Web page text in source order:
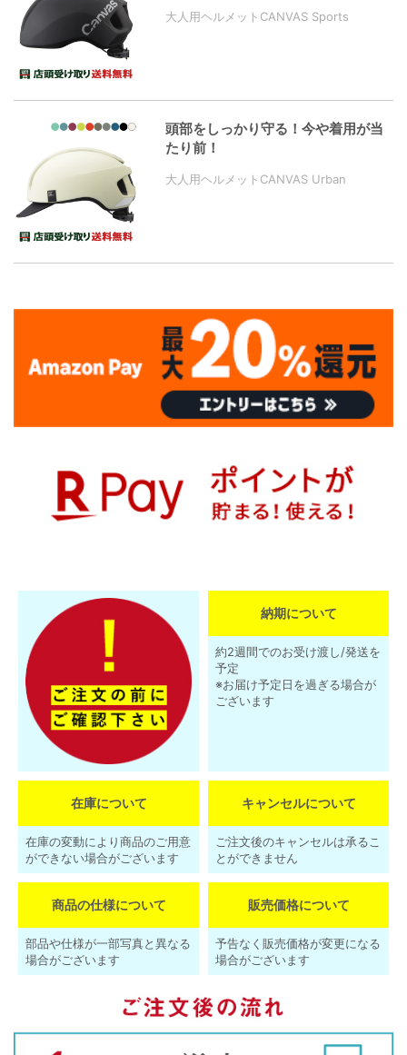
大人用ヘルメットCANVAS Sports
頭部をしっかり守る！今や着用が当
たり前！
大人用ヘルメットCANVAS Urban
納期について
約2週間でのお受け渡し/発送を
予定
※お届け予定日を過ぎる場合が
ございます
在庫について
在庫の変動により商品のご用意
ができない場合がございます
キャンセルについて
ご注文後のキャンセルは承るこ
とができません
商品の仕様について
部品や仕様が一部写真と異なる
場合がございます
販売価格について
予告なく販売価格が変更になる
場合がございます